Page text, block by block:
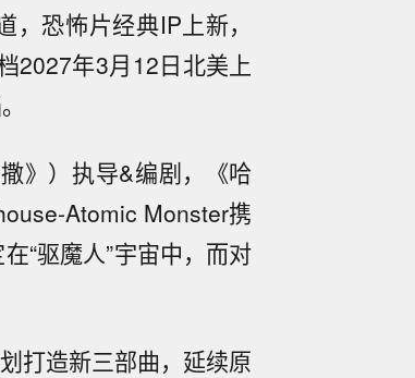
恐怖片经典IP上新，
2027年3月12日北美上
》）执导&编剧，《哈
Atomic Monster携
“驱魔人”宇宙中，而对
打造新三部曲，延续原